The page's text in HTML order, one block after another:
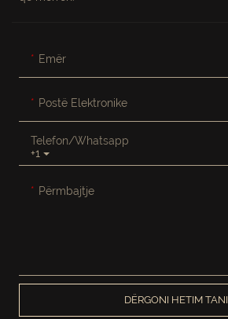
Emër
Postë Elektronike
+1
Telefon/whatsapp
Përmbajtje
DËRGONI HETIM TANI